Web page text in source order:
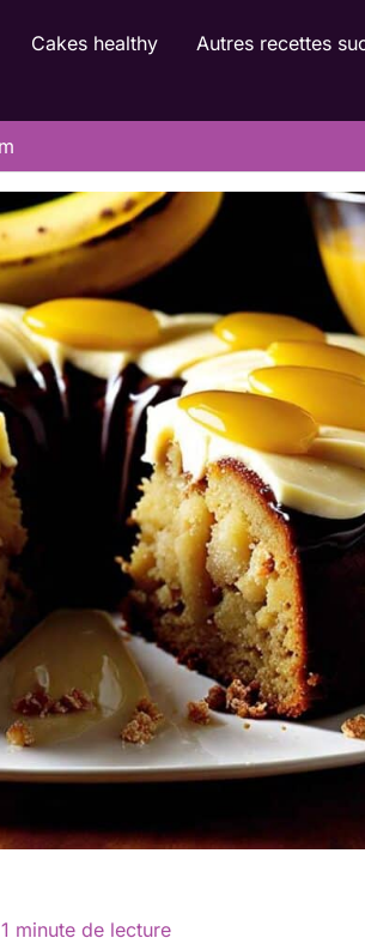
Cakes healthy Autres recettes
1 minute de lecture